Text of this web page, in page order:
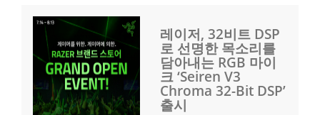
레이저, 32비트 DSP
로 선명한 목소리를
담아내는 RGB 마이
크 ‘Seiren V3
Chroma 32-Bit DSP’
출시